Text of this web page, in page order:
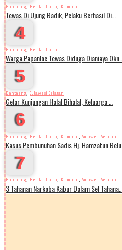
Bantaeng, Berita Utama, Kriminal
Tewas Di Ujung Badik, Pelaku Berhasil Di…
4
Bantaeng, Berita Utama
Warga Papanloe Tewas Diduga Dianiaya Okn…
5
Bantaeng, Sulawesi Selatan
Gelar Kunjungan Halal Bihalal, Keluarga …
6
Bantaeng, Berita Utama, Kriminal, Sulawesi Selatan
Kasus Pembunuhan Sadis Hj. Hamzatun Belu…
7
Bantaeng, Berita Utama, Kriminal, Sulawesi Selatan
3 Tahanan Narkoba Kabur Dalam Sel Tahana…